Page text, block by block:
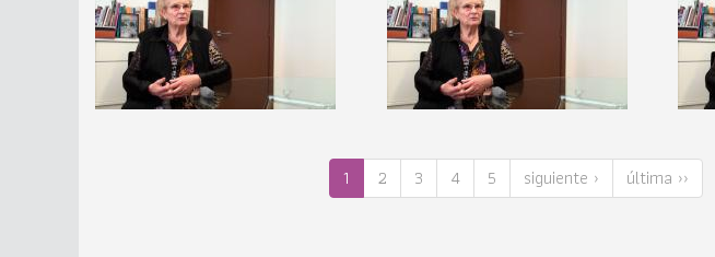
1 2 3 4 5 siguiente › última ››